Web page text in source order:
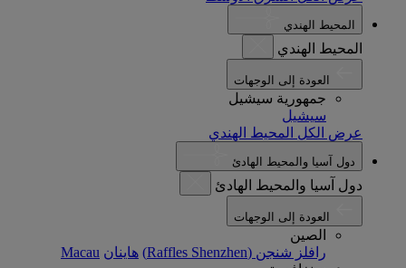
المحيط الهندي
المحيط الهندي
جمهورية سيشيل
سيشيل
عرض الكل المحيط الهندي
دول آسيا والمحيط الهادئ
دول آسيا والمحيط الهادئ
الصين
رافلز شنجن (Raffles Shenzhen)
هاينان Macau